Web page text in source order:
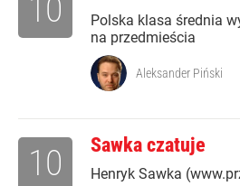
Polska klasa średnia
na przedmieścia
10
Aleksander Piński
Sawka czatuje
Henryk Sawka
10